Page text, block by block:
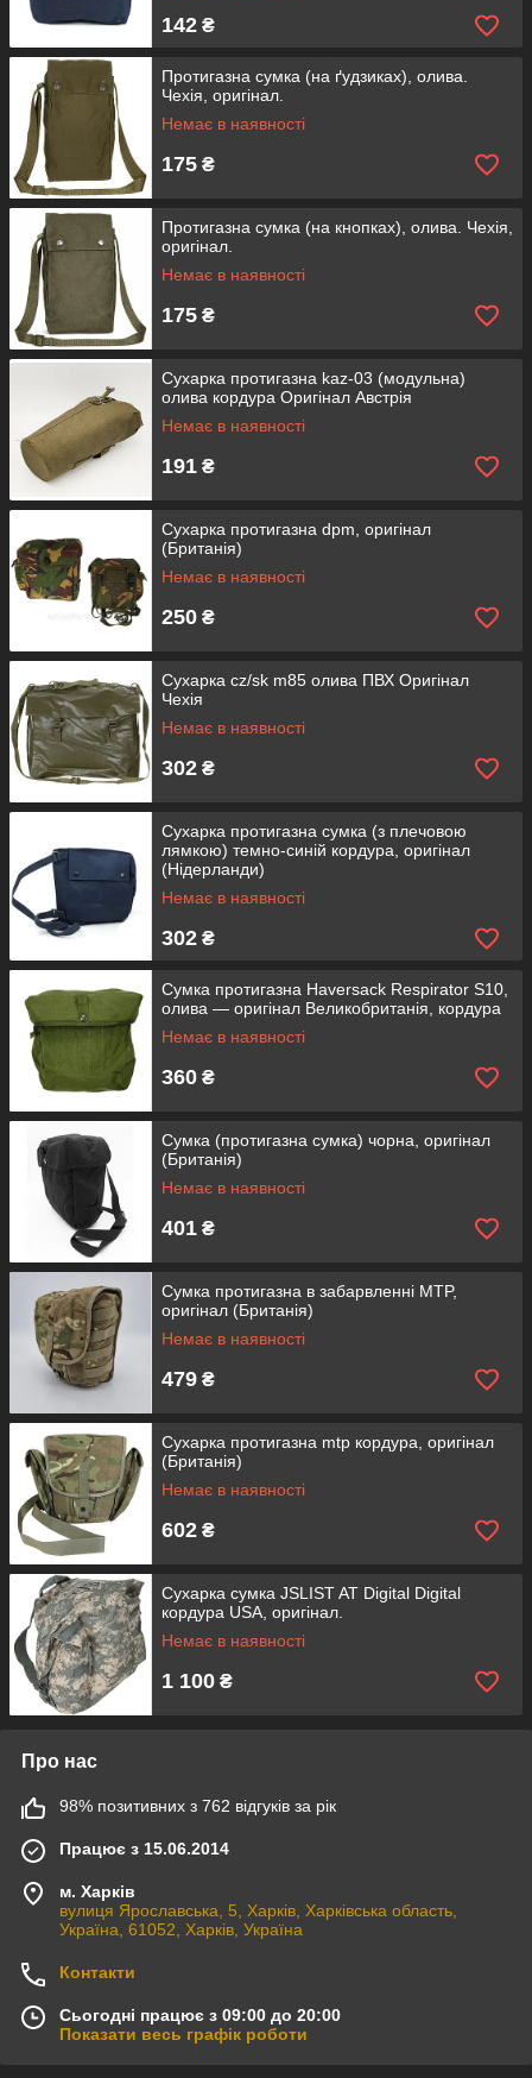
142 ₴
Протигазна сумка (на ґудзиках), олива.
Чехія, оригінал.
Немає в наявності
175 ₴
Протигазна сумка (на кнопках), олива. Чехія,
оригінал.
Немає в наявності
175 ₴
Сухарка протигазна kaz-03 (модульна)
олива кордура Оригінал Австрія
Немає в наявності
191 ₴
Сухарка протигазна dpm, оригінал
(Британія)
Немає в наявності
250 ₴
Сухарка cz/sk m85 олива ПВХ Оригінал
Чехія
Немає в наявності
302 ₴
Сухарка протигазна сумка (з плечовою
лямкою) темно-синій кордура, оригінал
(Нідерланди)
Немає в наявності
302 ₴
Сумка протигазна Haversack Respirator S10,
олива — оригінал Великобританія, кордура
Немає в наявності
360 ₴
Сумка (протигазна сумка) чорна, оригінал
(Британія)
Немає в наявності
401 ₴
Сумка протигазна в забарвленні MTP,
оригінал (Британія)
Немає в наявності
479 ₴
Сухарка протигазна mtp кордура, оригінал
(Британія)
Немає в наявності
602 ₴
Сухарка сумка JSLIST AT Digital Digital
кордура USA, оригінал.
Немає в наявності
1 100 ₴
Про нас
98% позитивних з 762 відгуків за рік
Працює з 15.06.2014
м. Харків
вулиця Ярославська, 5, Харків, Харківська область,
Україна, 61052, Харків, Україна
Контакти
Сьогодні працює з 09:00 до 20:00
Показати весь графік роботи